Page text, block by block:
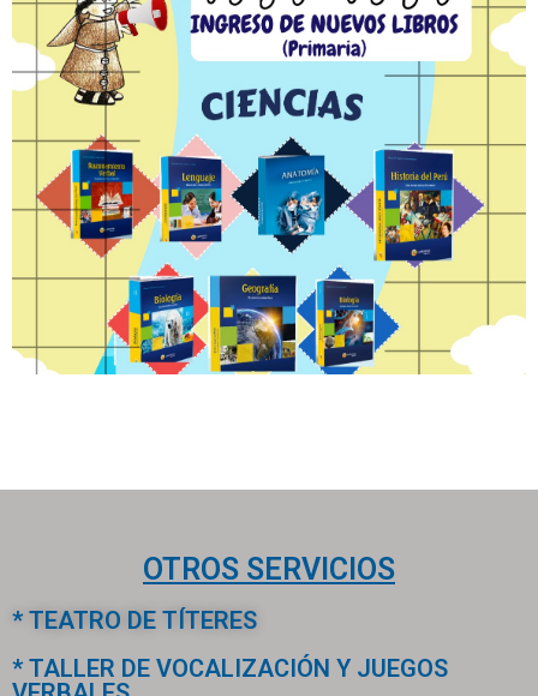
OTROS SERVICIOS
* TEATRO DE TÍTERES
* TALLER DE VOCALIZACIÓN Y JUEGOS